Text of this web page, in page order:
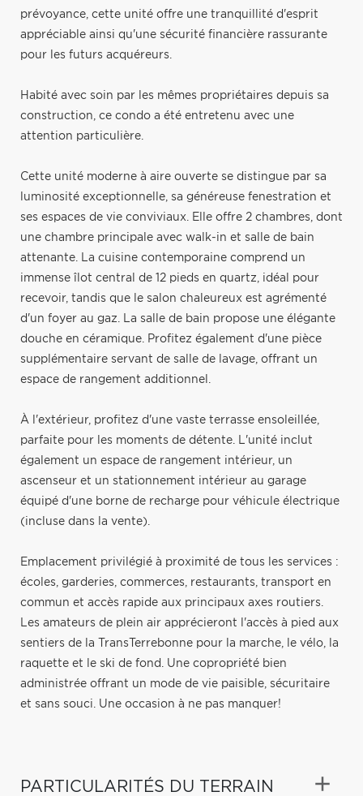
prévoyance, cette unité offre une tranquillité d'esprit
appréciable ainsi qu'une sécurité financière rassurante
pour les futurs acquéreurs.
Habité avec soin par les mêmes propriétaires depuis sa
construction, ce condo a été entretenu avec une
attention particulière.
Cette unité moderne à aire ouverte se distingue par sa
luminosité exceptionnelle, sa généreuse fenestration et
ses espaces de vie conviviaux. Elle offre 2 chambres, dont
une chambre principale avec walk-in et salle de bain
attenante. La cuisine contemporaine comprend un
immense îlot central de 12 pieds en quartz, idéal pour
recevoir, tandis que le salon chaleureux est agrémenté
d'un foyer au gaz. La salle de bain propose une élégante
douche en céramique. Profitez également d'une pièce
supplémentaire servant de salle de lavage, offrant un
espace de rangement additionnel.
À l'extérieur, profitez d'une vaste terrasse ensoleillée,
parfaite pour les moments de détente. L'unité inclut
également un espace de rangement intérieur, un
ascenseur et un stationnement intérieur au garage
équipé d'une borne de recharge pour véhicule électrique
(incluse dans la vente).
Emplacement privilégié à proximité de tous les services :
écoles, garderies, commerces, restaurants, transport en
commun et accès rapide aux principaux axes routiers.
Les amateurs de plein air apprécieront l'accès à pied aux
sentiers de la TransTerrebonne pour la marche, le vélo, la
raquette et le ski de fond. Une copropriété bien
administrée offrant un mode de vie paisible, sécuritaire
et sans souci. Une occasion à ne pas manquer!
PARTICULARITÉS DU TERRAIN